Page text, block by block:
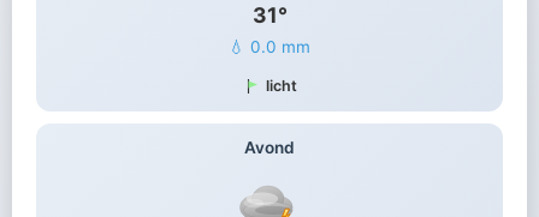
31°
💧 0.0 mm
licht
Avond